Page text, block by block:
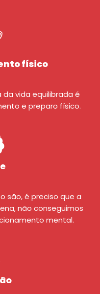
físico
vida equilibrada é
e preparo físico.
são, é preciso que a
não conseguimos
mental.